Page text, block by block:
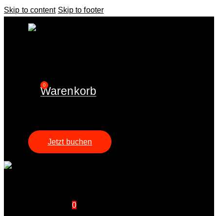
Skip to content Skip to footer
0
Warenkorb
Jetzt buchen
0